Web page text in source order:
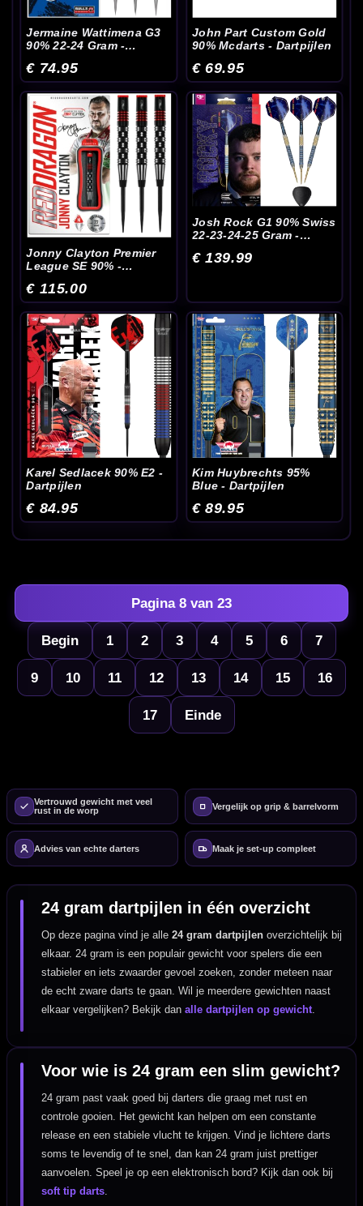
Jermaine Wattimena G3
90% 22-24 Gram -
€ 74.95
John Part Custom Gold
90% Mcdarts - Dartpijlen
€ 69.95
Jonny Clayton Premier
League SE 90% -
€ 115.00
Josh Rock G1 90% Swiss
22-23-24-25 Gram -
€ 139.99
Karel Sedlacek 90% E2 -
Dartpijlen
€ 84.95
Kim Huybrechts 95%
Blue - Dartpijlen
€ 89.95
Begin 1 2 3 4 5 6 7
Pagina 8 van 23
9 10 11 12 13 14 15 16
17 Einde
Vertrouwd gewicht met veel
rust in de worp
Vergelijk op grip & barrelvorm
Advies van echte darters Maak je set-up compleet
24 gram dartpijlen in één overzicht
Op deze pagina vind je alle24 gram dartpijlen overzichtelijk bij
elkaar. 24 gram is een populair gewicht voor spelers die een
stabieler en iets zwaarder gevoel zoeken, zonder meteen naar
de echt zware darts te gaan. Wil je meerdere gewichten naast
elkaar vergelijken? Bekijk danalle dartpijlen op gewicht.
Voor wie is 24 gram een slim gewicht?
24 gram past vaak goed bij darters die graag met rust en
controle gooien. Het gewicht kan helpen om een constante
release en een stabiele vlucht te krijgen. Vind je lichtere darts
soms te levendig of te snel, dan kan 24 gram juist prettiger
aanvoelen. Speel je op een elektronisch bord? Kijk dan ook bij
soft tip darts.